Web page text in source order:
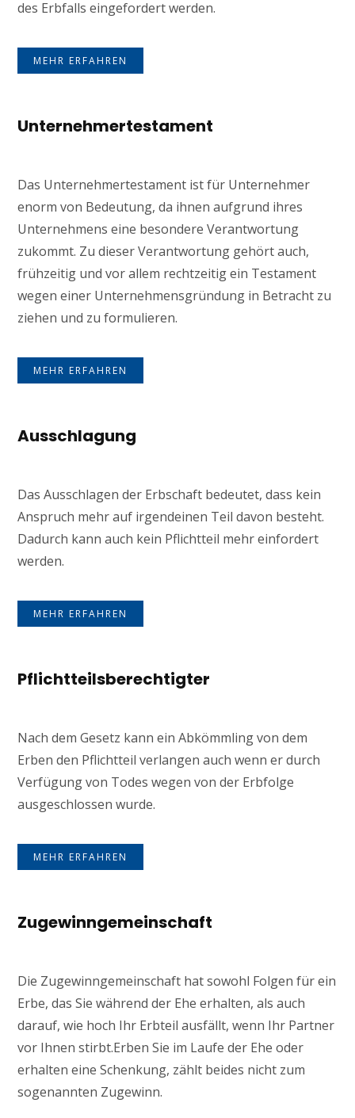
des Erbfalls eingefordert werden.
MEHR ERFAHREN
Unternehmertestament
Das Unternehmertestament ist für Unternehmer
enorm von Bedeutung, da ihnen aufgrund ihres
Unternehmens eine besondere Verantwortung
zukommt. Zu dieser Verantwortung gehört auch,
frühzeitig und vor allem rechtzeitig ein Testament
wegen einer Unternehmensgründung in Betracht zu
ziehen und zu formulieren.
MEHR ERFAHREN
Ausschlagung
Das Ausschlagen der Erbschaft bedeutet, dass kein
Anspruch mehr auf irgendeinen Teil davon besteht.
Dadurch kann auch kein Pflichtteil mehr einfordert
werden.
MEHR ERFAHREN
Pflichtteilsberechtigter
Nach dem Gesetz kann ein Abkömmling von dem
Erben den Pflichtteil verlangen auch wenn er durch
Verfügung von Todes wegen von der Erbfolge
ausgeschlossen wurde.
MEHR ERFAHREN
Zugewinngemeinschaft
Die Zugewinngemeinschaft hat sowohl Folgen für ein
Erbe, das Sie während der Ehe erhalten, als auch
darauf, wie hoch Ihr Erbteil ausfällt, wenn Ihr Partner
vor Ihnen stirbt.Erben Sie im Laufe der Ehe oder
erhalten eine Schenkung, zählt beides nicht zum
sogenannten Zugewinn.